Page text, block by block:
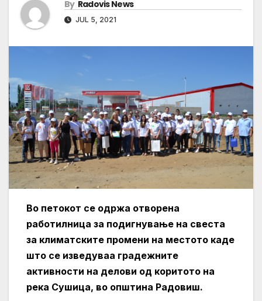
By Radovis News
JUL 5, 2021
Во петокот се одржа отворена
работилница за подигнување на свеста
за климатските промени на местото каде
што се изведуваа градежните
активности на делови од коритото на
река Сушица, во општина Радовиш.